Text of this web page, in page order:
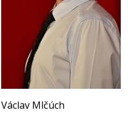
Václav Mlčúch